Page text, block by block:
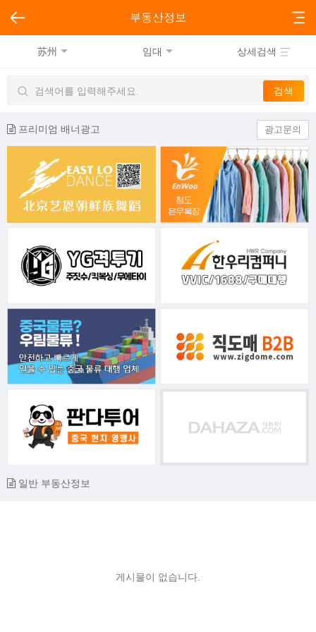
부동산정보
苏州 임대 상세검색
프리미엄 배너광고 광고문의
일반 부동산정보
게시물이 없습니다.